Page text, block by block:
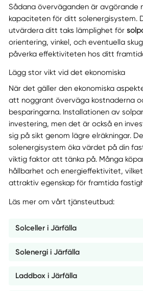
Sådana överväganden är avgörande
kapaciteten för ditt solenergisystem.
utvärdera ditt taks lämplighet för
orientering, vinkel, och eventuella
påverka effektiviteten hos ditt
Lägg stor vikt vid det ekonomiska
När det gäller den ekonomiska
att noggrant överväga kostnaderna
besparingarna. Installationen av
investering, men det är också en
sig på sikt genom lägre elräkningar.
solenergisystem öka värdet på din
viktig faktor att tänka på. Många
hållbarhet och energieffektivitet,
attraktiv egenskap för framtida
Läs mer om vårt tjänsteutbud:
Solceller i Järfälla
Solenergi i Järfälla
Laddbox i Järfälla